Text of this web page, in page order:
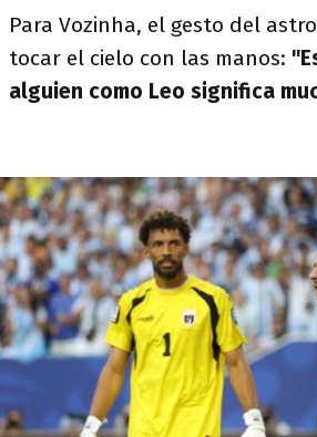
Para Vozinha, el gesto del
tocar el cielo con las manos:
alguien como Leo significa